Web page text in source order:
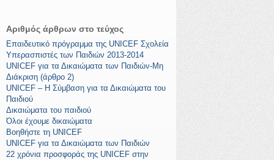
Αριθμός άρθρων στο τεύχος
Eπαιδευτικό πρόγραμμα της UNICEF Σχολεία
Υπερασπιστές των Παιδιών 2013-2014
UNICEF για τα Δικαιώματα των Παιδιών-Μη
Διάκριση (άρθρο 2)
UNICEF – H Σύμβαση για τα Δικαιώματα του
Παιδιού
Δικαιώματα του παιδιού
Όλοι έχουμε δικαιώματα
Βοηθήστε τη UNICEF
UNICEF για τα Δικαιώματα των Παιδιών
22 χρόνια προσφοράς της UNICEF στην